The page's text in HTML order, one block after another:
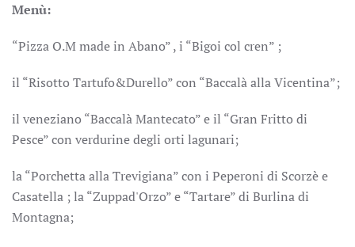
Menù:
“Pizza O.M made in Abano” , i “Bigoi col cren” ;
il “Risotto Tartufo&Durello” con “Baccalà alla Vicentina”;
il veneziano “Baccalà Mantecato” e il “Gran Fritto di
Pesce” con verdurine degli orti lagunari;
la “Porchetta alla Trevigiana” con i Peperoni di Scorzè e
Casatella ; la “Zuppad'Orzo” e “Tartare” di Burlina di
Montagna;